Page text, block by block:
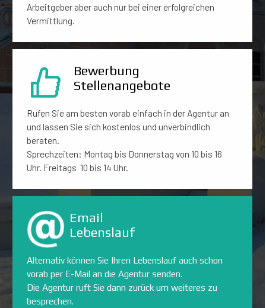
Arbeitgeber aber auch nur bei einer erfolgreichen
Vermittlung.
Bewerbung
Stellenangebote
Rufen Sie am besten vorab einfach in der Agentur an
und lassen Sie sich kostenlos und unverbindlich
beraten.
Sprechzeiten: Montag bis Donnerstag von 10 bis 16
Uhr. Freitags 10 bis 14 Uhr.
Email
Lebenslauf
Alternativ können Sie Ihren Lebenslauf auch schon
vorab per E-Mail an die Agentur senden.
Die Agentur ruft Sie dann zurück um weiteres zu
besprechen.